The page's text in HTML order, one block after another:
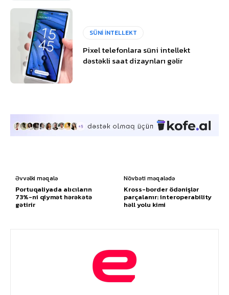
SÜNİ İNTELLEKT
Pixel telefonlara süni intellekt
dəstəkli saat dizaynları gəlir
Əvvəlki məqalə
Portuqaliyada alıcıların
73%-ni qiymət hərəkətə
gətirir
Növbəti məqalədə
Kross-border ödənişlər
parçalanır: interoperability
həll yolu kimi